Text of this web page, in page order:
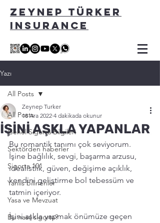
ZEYNEP TÜRKER
INSURANCE
Yazı
All Posts
Genel Sigorta Bilgileri
Sektörden haberler
Sigorta 101
Yanlis bilinenler
Yasa ve Mevzuat
Bu nasıl sigorta?
All Posts
İŞİNİ AŞKLA YAPANLAR
Zeynep Turker
18 Ara 2022 4 dakikada okunur
Bu romantik tanımı çok seviyorum.
İşine bağlılık, sevgi, başarma arzusu,
idealistlik, güven, değişime açıklık,
kendini geliştirme bol tebessüm ve
tatmin içeriyor.
İşini aşkla yapmak önümüze geçen